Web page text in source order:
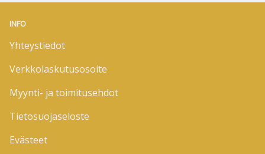
INFO
Yhteystiedot
Verkkolaskutusosoite
Myynti- ja toimitusehdot
Tietosuojaseloste
Evästeet